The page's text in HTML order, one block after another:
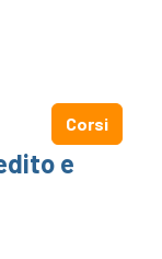
Corsi
e